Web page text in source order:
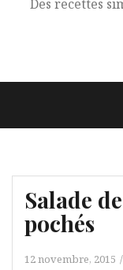
Des recettes
Salade
pochés
12 novembre, 2015